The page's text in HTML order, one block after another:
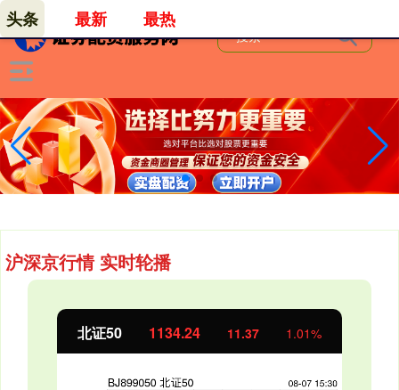
沪深京行情 实时轮播
北证50 1134.24 11.37 1.01%
头条 最新 最热